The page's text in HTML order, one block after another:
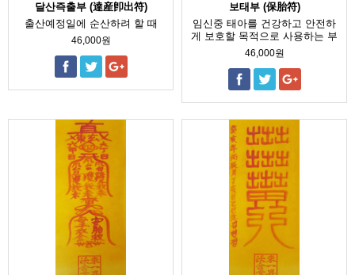
달산즉출부 (達産卽出符)
출산예정일에 순산하려 할 때
46,000원
보태부 (保胎符)
임신중 태아를 건강하고 안전하
게 보호할 목적으로 사용하는 부
46,000원